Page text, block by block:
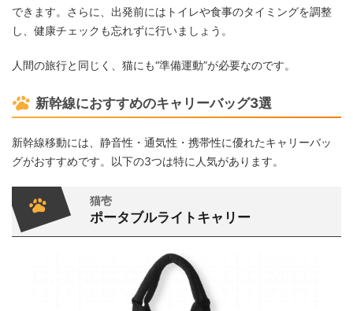
できます。さらに、出発前にはトイレや食事のタイミングを調整
し、健康チェックも忘れずに行いましょう。
人間の旅行と同じく、猫にも“準備運動”が必要なのです。
新幹線におすすめのキャリーバッグ3選
新幹線移動には、静音性・通気性・携帯性に優れたキャリーバッ
グがおすすめです。以下の3つは特に人気があります。
猫壱
ポータブルライトキャリー